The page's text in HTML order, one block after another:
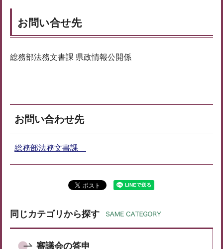
お問い合せ先
総務部法務文書課 県政情報公開係
お問い合わせ先
総務部法務文書課
同じカテゴリから探す
審議会の答申